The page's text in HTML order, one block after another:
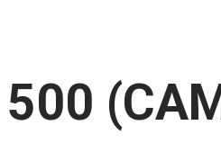
500